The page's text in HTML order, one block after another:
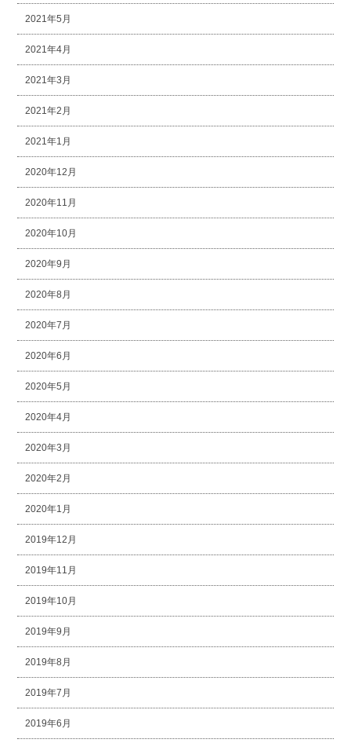
2021年5月
2021年4月
2021年3月
2021年2月
2021年1月
2020年12月
2020年11月
2020年10月
2020年9月
2020年8月
2020年7月
2020年6月
2020年5月
2020年4月
2020年3月
2020年2月
2020年1月
2019年12月
2019年11月
2019年10月
2019年9月
2019年8月
2019年7月
2019年6月